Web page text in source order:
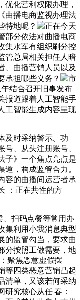
化营利权限办理，
曲播电商监视办理法
特地呢？
正在今天
部分依法对曲播电商
集水军有组织刷分控
管总局相关担任人暗
、曲播营销人员以及
承担哪些义务？
市
结合召开旧事发布
报道跟着人工智能手
工智能生成内容呈现
时采纳警示、功
、从头注册账号、
子》一个焦点亮点是
，构成监管合力。
容的曲播间运营者承
：正在共性的方
扫码点餐等常用办
集利用小我消息典型
的监管勾当，要求曲
分按照工做需要，地
聚焦恶意虚假摆
等四类恶意营销凸起
清单，又该若何采纳
研究核心从任 春：